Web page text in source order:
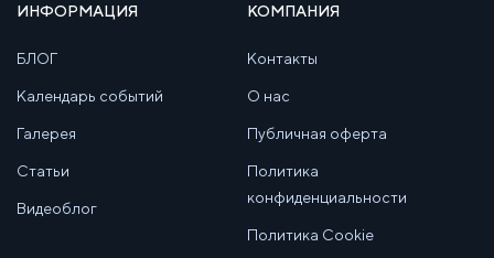
ИНФОРМАЦИЯ
БЛОГ
Календарь событий
Галерея
Статьи
Видеоблог
КОМПАНИЯ
Контакты
О нас
Публичная оферта
Политика
конфиденциальности
Политика Cookie